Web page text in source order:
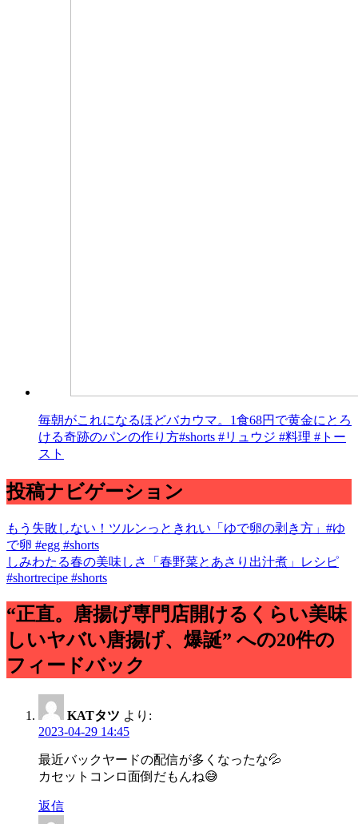
毎朝がこれになるほどバカウマ。1食68円で黄金にとろ
ける奇跡のパンの作り方#shorts #リュウジ #料理 #トー
スト
投稿ナビゲーション
もう失敗しない！ツルンっときれい「ゆで卵の剥き方」#ゆ
で卵 #egg #shorts
しみわたる春の美味しさ「春野菜とあさり出汁煮」レシピ
#shortrecipe #shorts
“正直。唐揚げ専門店開けるくらい美味
しいヤバい唐揚げ、爆誕” への20件の
フィードバック
KATタツ より:
2023-04-29 14:45
最近バックヤードの配信が多くなったな💦
カセットコンロ面倒だもんね😅
返信